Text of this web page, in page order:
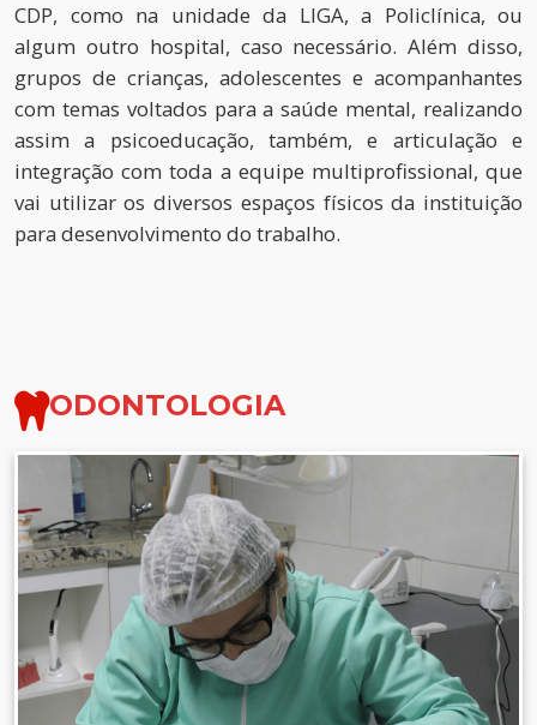
CDP, como na unidade da LIGA, a Policlínica, ou
algum outro hospital, caso necessário. Além disso,
grupos de crianças, adolescentes e acompanhantes
com temas voltados para a saúde mental, realizando
assim a psicoeducação, também, e articulação e
integração com toda a equipe multiprofissional, que
vai utilizar os diversos espaços físicos da instituição
para desenvolvimento do trabalho.
ODONTOLOGIA